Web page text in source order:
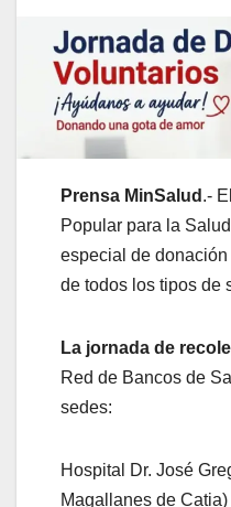
Prensa MinSalud .-
Popular para la
especial de
de todos los tipos de
La jornada de
Red de Bancos de
sedes:
Hospital Dr. José
Magallanes de Catia)